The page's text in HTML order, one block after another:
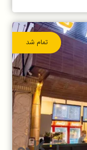
تمام شد